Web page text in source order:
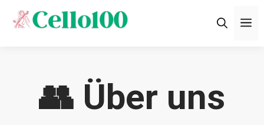
Zum
Inhalt
👥 Über uns